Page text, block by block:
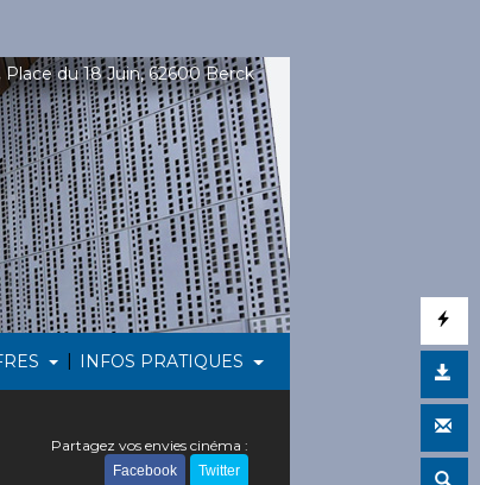
| INFOS PRATIQUES
Place du 18 Juin, 62600 Berck
Partagez vos envies cinéma :
Facebook Twitter